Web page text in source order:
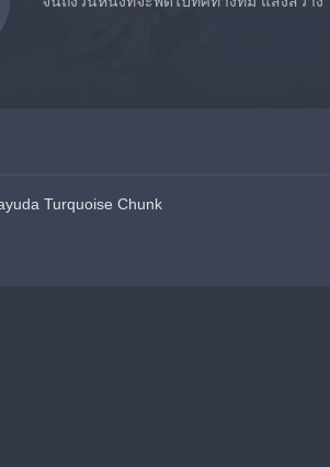
Turquoise Chunk